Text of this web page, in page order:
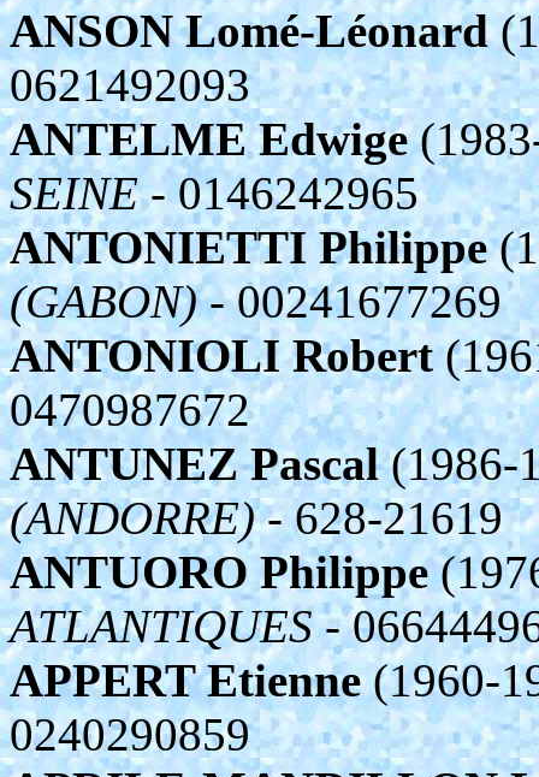
ANSON Lomé-Léonard
0621492093
ANTELME Edwige
SEINE- 0146242965
ANTONIETTI Philippe
(GABON)- 00241677269
ANTONIOLI Robert
0470987672
ANTUNEZ Pascal(1986-
(ANDORRE)- 628-21619
ANTUORO Philippe
ATLANTIQUES-
APPERT Etienne(1960-
0240290859